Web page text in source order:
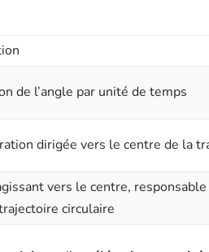
de l’angle par unité de temps
dirigée vers le centre de la
vers le centre,
circulaire